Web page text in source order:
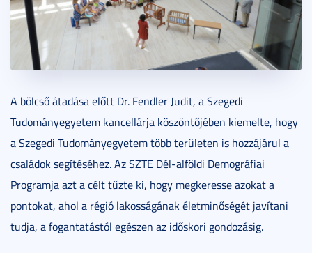
A bölcső átadása előtt Dr. Fendler Judit, a Szegedi
Tudományegyetem kancellárja köszöntőjében kiemelte, hogy
a Szegedi Tudományegyetem több területen is hozzájárul a
családok segítéséhez. Az SZTE Dél-alföldi Demográfiai
Programja azt a célt tűzte ki, hogy megkeresse azokat a
pontokat, ahol a régió lakosságának életminőségét javítani
tudja, a fogantatástól egészen az időskori gondozásig.